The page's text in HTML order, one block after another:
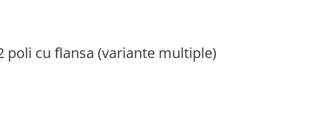
cu flansa (variante multiple)